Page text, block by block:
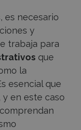
es necesario
y
trabaja para
que
la
esencial que
y en este caso